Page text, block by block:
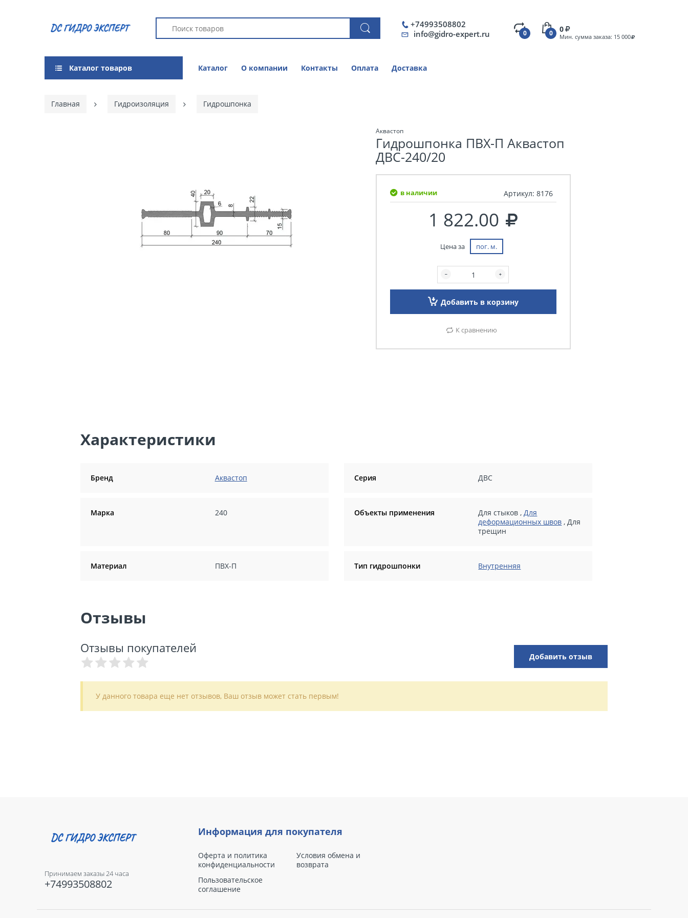
+74993508802
info@gidro-expert.ru
0 0 0
Мин. сумма заказа: 15 000
Каталог товаров Каталог О компании Контакты Оплата Доставка
Главная Гидроизоляция Гидрошпонка
Аквастоп
Гидрошпонка ПВХ-П Аквастоп
ДВС-240/20
в наличии Артикул: 8176
1 822.00
Цена за пог. м.
Добавить в корзину
К сравнению
Характеристики
Бренд Аквастоп Серия ДВС
Марка 240 Объекты применения Для стыков ,Для
деформационных швов ,Для
трещин
Материал ПВХ-П Тип гидрошпонки Внутренняя
Отзывы
Отзывы покупателей
Добавить отзыв
У данного товара еще нет отзывов, Ваш отзыв может стать первым!
Принимаем заказы 24 часа
+74993508802
Информация для покупателя
Оферта и политика
конфиденциальности
Пользовательское
соглашение
Условия обмена и
возврата